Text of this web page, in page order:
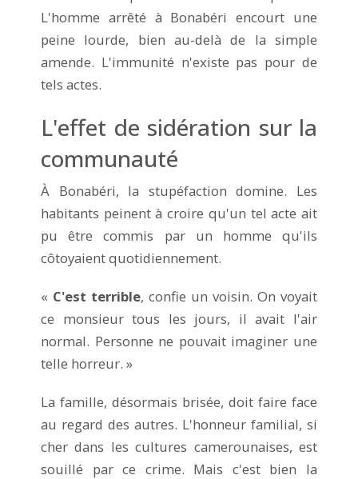
L'homme arrêté à Bonabéri encourt une
peine lourde, bien au-delà de la simple
amende. L'immunité n'existe pas pour de
tels actes.
L'effet de sidération sur la
communauté
À Bonabéri, la stupéfaction domine. Les
habitants peinent à croire qu'un tel acte ait
pu être commis par un homme qu'ils
côtoyaient quotidiennement.
« C'est terrible, confie un voisin. On voyait
ce monsieur tous les jours, il avait l'air
normal. Personne ne pouvait imaginer une
telle horreur. »
La famille, désormais brisée, doit faire face
au regard des autres. L'honneur familial, si
cher dans les cultures camerounaises, est
souillé par ce crime. Mais c'est bien la